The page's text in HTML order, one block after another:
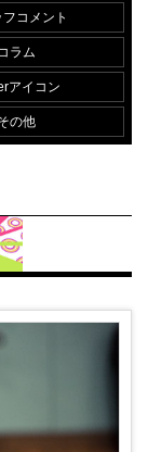
フコメント
コラム
アイコン
の他